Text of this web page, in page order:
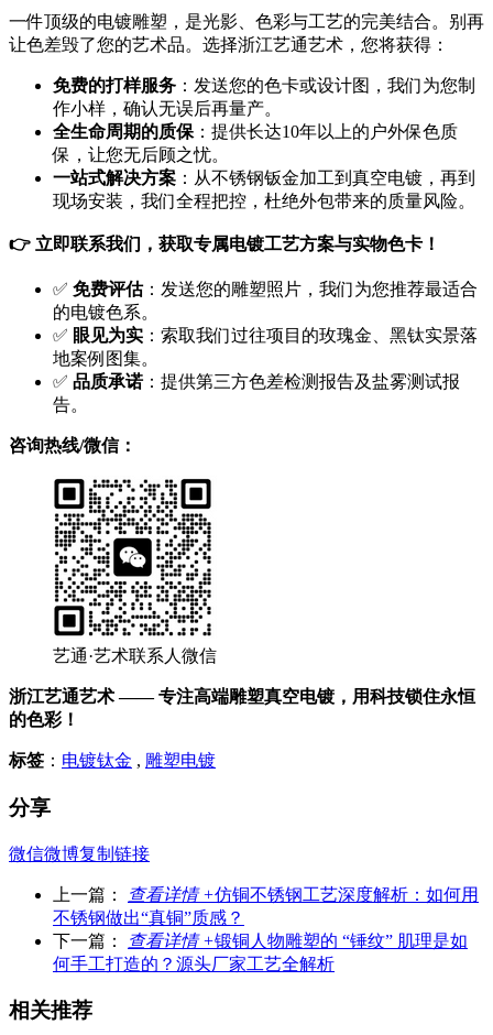
一件顶级的电镀雕塑，是光影、色彩与工艺的完美结合。别再
让色差毁了您的艺术品。选择浙江艺通艺术，您将获得：
免费的打样服务 ：发送您的色卡或设计图，我们为您制
作小样，确认无误后再量产。
全生命周期的质保 ：提供长达10年以上的户外保色质
保，让您无后顾之忧。
一站式解决方案 ：从不锈钢钣金加工到真空电镀，再到
现场安装，我们全程把控，杜绝外包带来的质量风险。
👉 立即联系我们，获取专属电镀工艺方案与实物色卡！
✅ 免费评估：发送您的雕塑照片，我们为您推荐最适合
的电镀色系。
✅ 眼见为实 ：索取我们过往项目的玫瑰金、黑钛实景落
地案例图集。
✅ 品质承诺：提供第三方色差检测报告及盐雾测试报
告。
咨询热线/微信：
艺通·艺术联系人微信
浙江艺通艺术 —— 专注高端雕塑真空电镀，用科技锁住永恒
的色彩！
标签 ： 电镀钛金 , 雕塑电镀
分享
微信微博复制链接
上一篇： 查看详情 +仿铜不锈钢工艺深度解析：如何用
不锈钢做出“真铜”质感？
下一篇：
查看详情 +锻铜人物雕塑的 “锤纹” 肌理是如
何手工打造的？源头厂家工艺全解析
相关推荐